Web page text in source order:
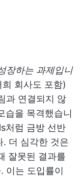
장하는 과제입니
회사도 포함)
과 연결되지 않
습을 목격했습니
처럼 금방 선반
. 더 심각한 것은
잘못된 결과를
이는 도입률이